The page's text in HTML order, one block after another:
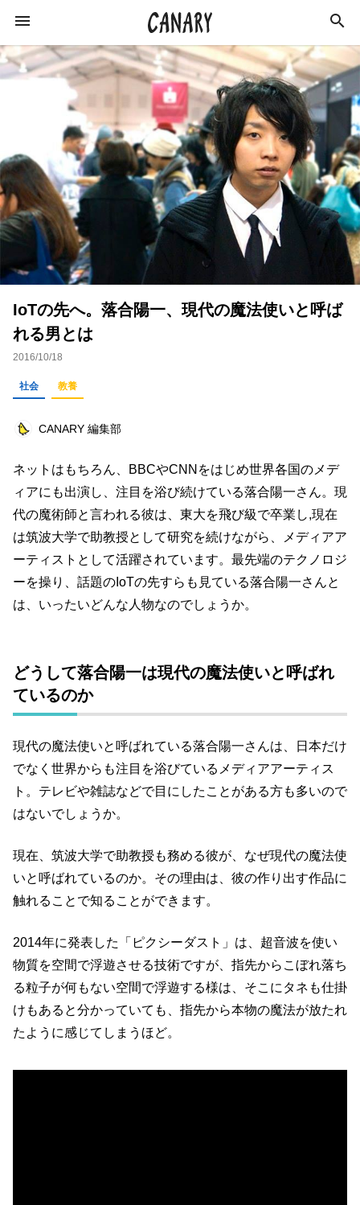
KEYWORD
キーワード
カルチャー ライフスタイル 学び
健康 スキルアップ ダイエット
エンターテインメント
トレーニング スポーツ 恋愛
ライフハック
社会 ファッション 音楽 海外
コミュニティ
キーワード一覧
IoTの先へ。落合陽一、現代の魔法使いと呼ば
れる男とは
2016/10/18
社会 教養
CANARY 編集部
ネットはもちろん、BBCやCNNをはじめ世界各国のメデ
ィアにも出演し、注目を浴び続けている落合陽一さん。現
代の魔術師と言われる彼は、東大を飛び級で卒業し,現在
は筑波大学で助教授として研究を続けながら、メディアア
ーティストとして活躍されています。最先端のテクノロジ
ーを操り、話題のIoTの先すらも見ている落合陽一さんと
は、いったいどんな人物なのでしょうか。
どうして落合陽一は現代の魔法使いと呼ばれ
ているのか
現代の魔法使いと呼ばれている落合陽一さんは、日本だけ
でなく世界からも注目を浴びているメディアアーティス
ト。テレビや雑誌などで目にしたことがある方も多いので
はないでしょうか。
現在、筑波大学で助教授も務める彼が、なぜ現代の魔法使
いと呼ばれているのか。その理由は、彼の作り出す作品に
触れることで知ることができます。
2014年に発表した「ピクシーダスト」は、超音波を使い
物質を空間で浮遊させる技術ですが、指先からこぼれ落ち
る粒子が何もない空間で浮遊する様は、そこにタネも仕掛
けもあると分かっていても、指先から本物の魔法が放たれ
たように感じてしまうほど。